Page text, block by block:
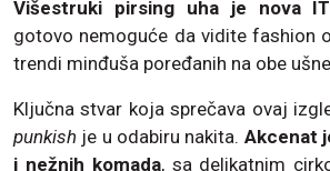
Višestruki pirsing uha je nova
gotovo nemoguće da vidite fashion
trendi minđuša poređanih na obe
Ključna stvar koja sprečava ovaj
punkish je u odabiru nakita. Akcenat
i nežnih komada, sa delikatnim